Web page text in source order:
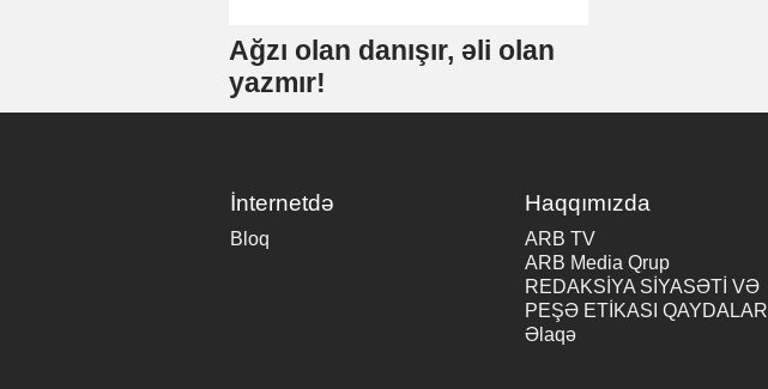
Ağzı olan danışır, əli olan
yazmır!
İnternetdə
Bloq
Haqqımızda
ARB TV
ARB Media Qrup
REDAKSİYA SİYASƏTİ VƏ
PEŞƏ ETİKASI QAYDALARI
Əlaqə